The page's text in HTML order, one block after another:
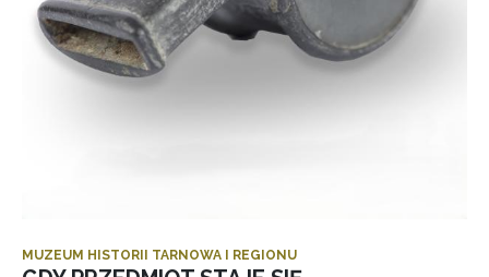
MUZEUM HISTORII TARNOWA I REGIONU